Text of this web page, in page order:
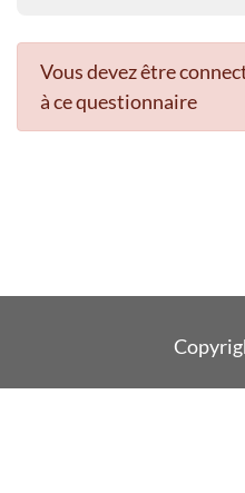
Vous devez être
à ce questionnaire